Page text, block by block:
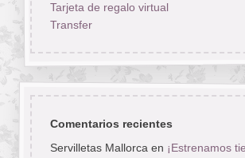
Tarjeta de regalo virtual
Transfer
Comentarios recientes
Servilletas Mallorcaen ¡Estrenamos